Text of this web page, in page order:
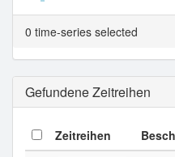
0 time-series selected
Gefundene Zeitreihen
Zeitreihen